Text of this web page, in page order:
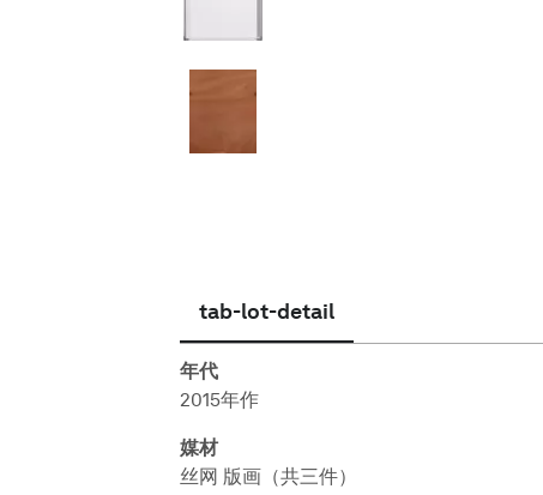
tab-lot-detail
年代
2015年作
媒材
丝网 版画（共三件）